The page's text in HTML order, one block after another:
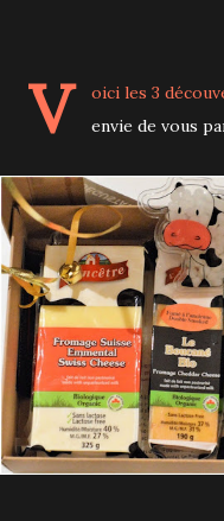
V
oici les 3
envie de vous